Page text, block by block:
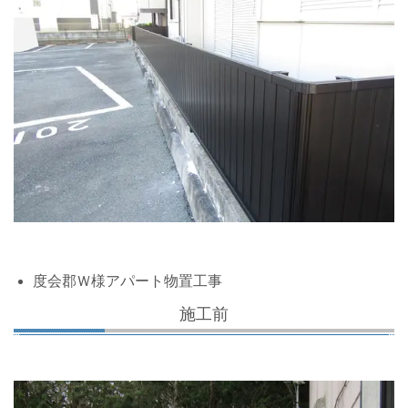
度会郡Ｗ様アパート物置工事
施工前